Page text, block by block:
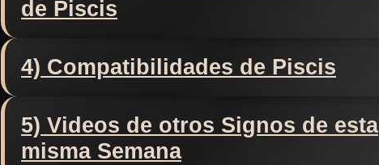
de Piscis
4) Compatibilidades de Piscis
5) Videos de otros Signos de esta
misma Semana